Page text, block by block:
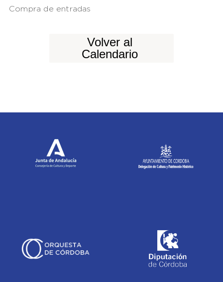
Compra de entradas
Volver al
Calendario